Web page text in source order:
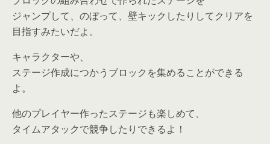
ジャンプして、のぼって、壁キックしたりしてクリアを
目指すみたいだよ。
キャラクターや、
ステージ作成につかうブロックを集めることができる
よ。
他のプレイヤー作ったステージも楽しめて、
タイムアタックで競争したりできるよ！